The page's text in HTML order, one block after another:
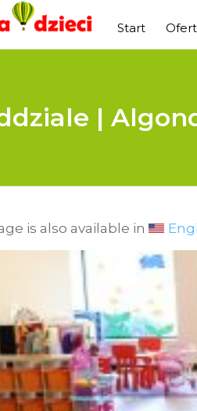
Start
|
is also available in